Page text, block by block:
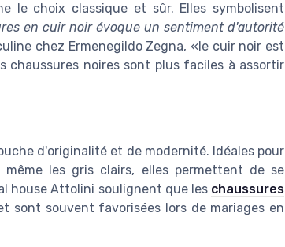
le choix classique et sûr. Elles symbolisent
en cuir noir évoque un sentiment d'autorité
chez Ermenegildo Zegna,
le cuir noir est
chaussures noires sont plus faciles à assortir
d'originalité et de modernité. Idéales pour
les gris clairs, elles permettent de se
house Attolini soulignent que les chaussures
sont souvent favorisées lors de mariages en